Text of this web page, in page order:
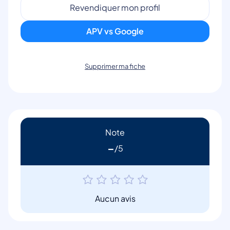
Revendiquer mon profil
APV vs Google
Supprimer ma fiche
Note
-
Aucun avis